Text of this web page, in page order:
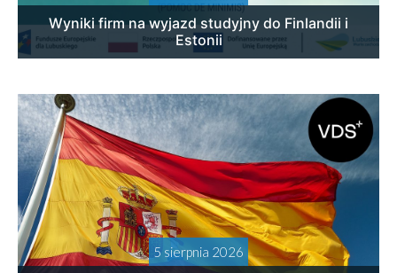
Wyniki firm na wyjazd studyjny do Finlandii i
Estonii
5 sierpnia 2026